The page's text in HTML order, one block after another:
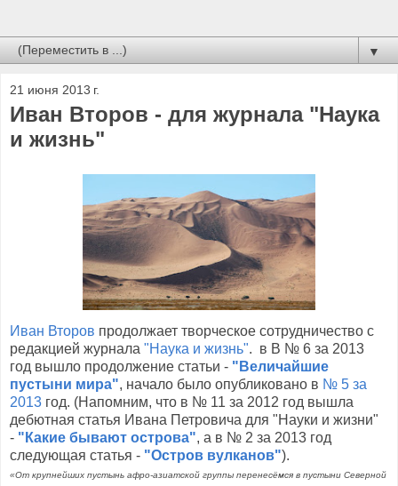
▼
21 июня 2013 г.
Иван Второв - для журнала "Наука
и жизнь"
Иван Второв продолжает творческое сотрудничество с
редакцией журнала "Наука и жизнь". в В № 6 за 2013
год вышло продолжение статьи - "Величайшие
пустыни мира", начало было опубликовано в № 5 за
2013 год. (Напомним, что в № 11 за 2012 год вышла
дебютная статья Ивана Петровича для "Науки и жизни"
- "Какие бывают острова", а в № 2 за 2013 год
следующая статья - "Остров вулканов").
«От крупнейших пустынь афро-азиатской группы перенесёмся в пустыни Северной